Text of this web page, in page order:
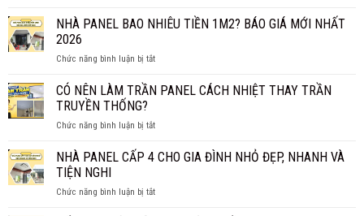
SỰ
HIỆU
PANEL
GIÁ
NHIÊU
GIÁ
TIẾT
NHÀ PANEL BAO NHIÊU TIỀN 1M2? BÁO GIÁ MỚI NHẤT
2026
Chức năng bình luận bị tắtở
PANEL
TIỀN
BÁO
NHẤT
CÓ NÊN LÀM TRẦN PANEL CÁCH NHIỆT THAY TRẦN
TRUYỀN THỐNG?
Chức năng bình luận bị tắtở
NÊN
PANEL
NHÀ PANEL CẤP 4 CHO GIA ĐÌNH NHỎ ĐẸP, NHANH VÀ
TIỆN NGHI
Chức năng bình luận bị tắtở